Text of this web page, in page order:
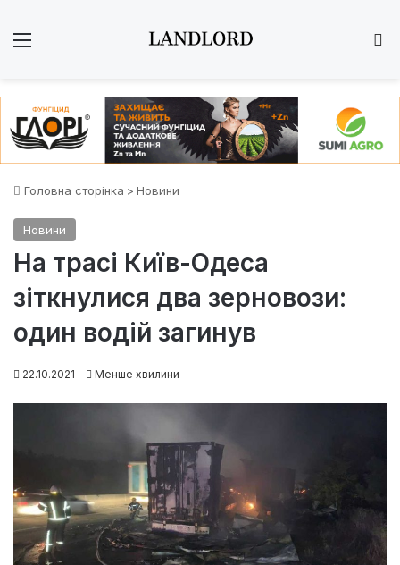
Головна сторінка > Новини
Новини
На трасі Київ-Одеса
зіткнулися два зерновози:
один водій загинув
22.10.2021 Менше хвилини